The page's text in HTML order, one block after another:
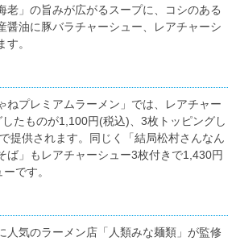
老」の旨みが広がるスープに、コシのある
醤油に豚バラチャーシュー、レアチャーシ
。
ねプレミアムラーメン」では、レアチャー
たものが1,100円(税込)、3枚トッピングし
提供されます。同じく「結局松村さんなん
ば」もレアチャーシュー3枚付きで1,430円
です。
人気のラーメン店「人類みな麺類」が監修